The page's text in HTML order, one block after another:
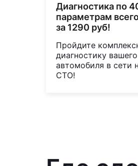
Диагностика по
параметрам
за 1290 руб!
Пройдите
диагностику вашего
автомобиля в сети
СТО!